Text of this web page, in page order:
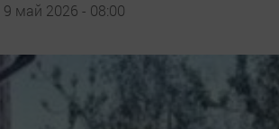
9 май 2026 - 08:00